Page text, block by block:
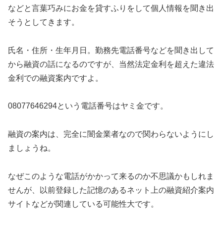
などと言葉巧みにお金を貸すふりをして個人情報を聞き出
そうとしてきます。
氏名・住所・生年月日。勤務先電話番号などを聞き出して
から融資の話になるのですが、当然法定金利を超えた違法
金利での融資案内ですよ。
08077646294という電話番号はヤミ金です。
融資の案内は、完全に闇金業者なので関わらないようにし
ましょうね。
なぜこのような電話がかかって来るのか不思議かもしれま
せんが、以前登録した記憶のあるネット上の融資紹介案内
サイトなどが関連している可能性大です。